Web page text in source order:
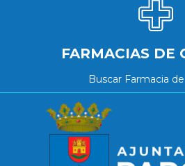
FARMACIAS DE
Buscar Farmacia